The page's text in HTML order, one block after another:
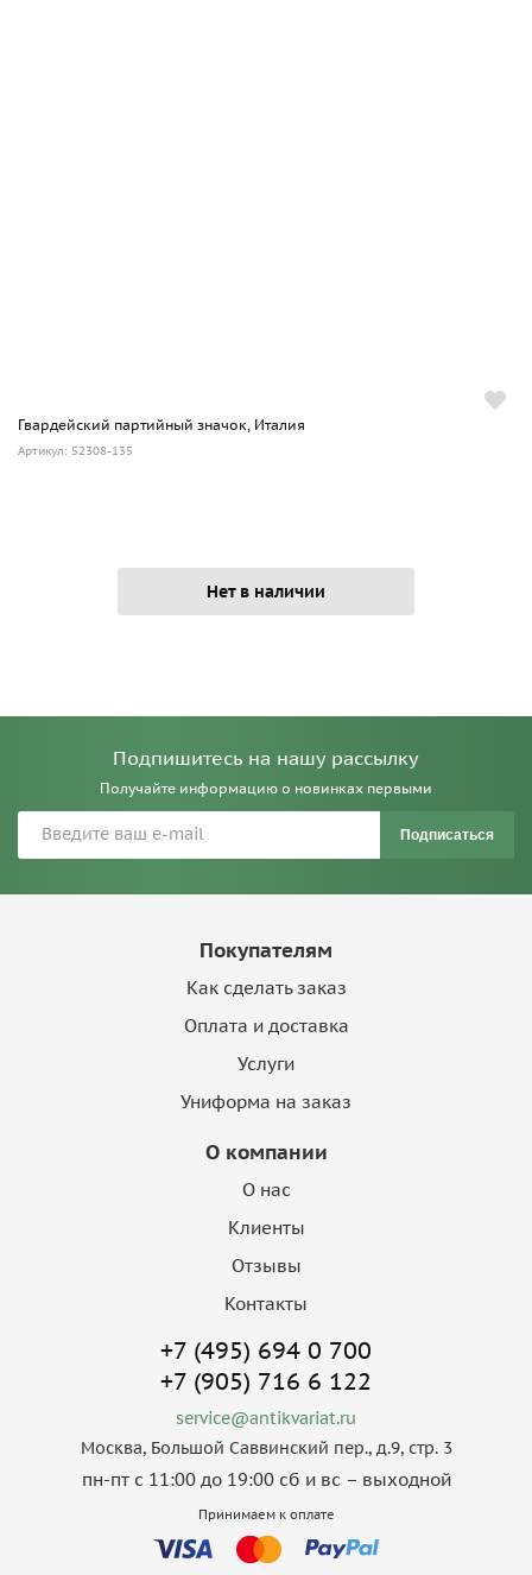
Гвардейский партийный значок, Италия
Артикул: 52308-135
Нет в наличии
Подпишитесь на нашу рассылку
Получайте информацию о новинках первыми
Подписаться
Покупателям
Как сделать заказ
Оплата и доставка
Услуги
Униформа на заказ
О компании
О нас
Клиенты
Отзывы
Контакты
+7 (495) 694 0 700
+7 (905) 716 6 122
service@antikvariat.ru
Москва, Большой Саввинский пер., д.9, стр. 3
пн-пт с 11:00 до 19:00 сб и вс – выходной
Принимаем к оплате